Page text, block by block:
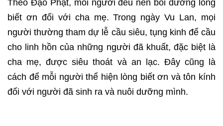
Theo Đạo Phật, mỗi người đều nên bồi dưỡng lòng
biết ơn đối với cha mẹ. Trong ngày Vu Lan, mọi
người thường tham dự lễ cầu siêu, tụng kinh để cầu
cho linh hồn của những người đã khuất, đặc biệt là
cha mẹ, được siêu thoát và an lạc. Đây cũng là
cách để mỗi người thể hiện lòng biết ơn và tôn kính
đối với người đã sinh ra và nuôi dưỡng mình.